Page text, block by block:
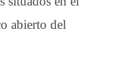
abierto del